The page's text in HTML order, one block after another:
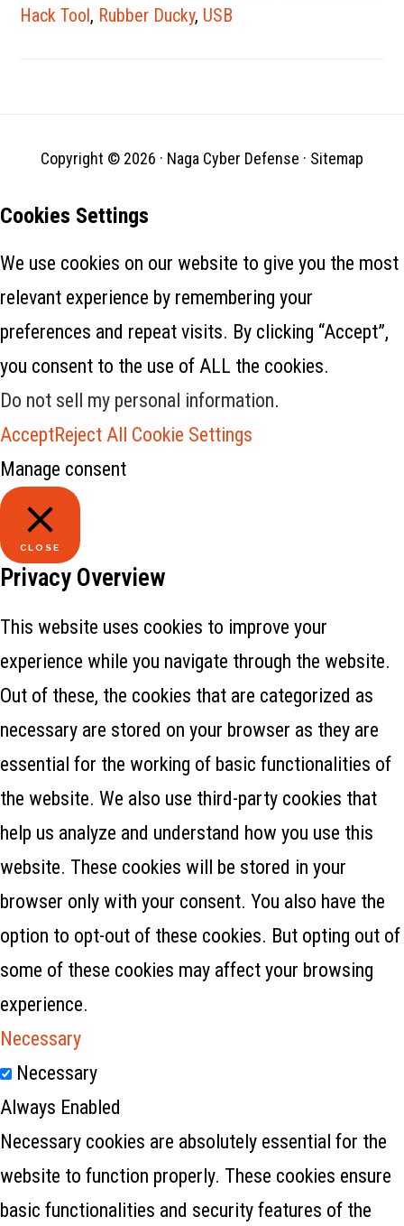
pertama kali terungkap pada
bulan September tahun lalu,
Hack Tool, Rubber Ducky, USB
Copyright © 2026 · Naga Cyber Defense · Sitemap
Cookies Settings
We use cookies on our website to give you the most
relevant experience by remembering your
preferences and repeat visits. By clicking “Accept”,
you consent to the use of ALL the cookies.
Do not sell my personal information.
AcceptReject All Cookie Settings
Manage consent
CLOSE
Privacy Overview
This website uses cookies to improve your
experience while you navigate through the website.
Out of these, the cookies that are categorized as
necessary are stored on your browser as they are
essential for the working of basic functionalities of
the website. We also use third-party cookies that
help us analyze and understand how you use this
website. These cookies will be stored in your
browser only with your consent. You also have the
option to opt-out of these cookies. But opting out of
some of these cookies may affect your browsing
experience.
Necessary
Necessary
Always Enabled
Necessary cookies are absolutely essential for the
website to function properly. These cookies ensure
basic functionalities and security features of the